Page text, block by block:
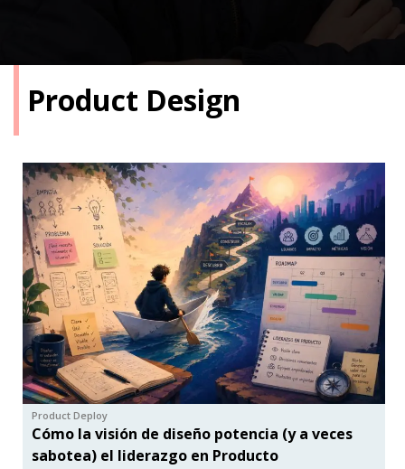
Product Design
Product Deploy
Cómo la visión de diseño potencia (y a veces
sabotea) el liderazgo en Producto